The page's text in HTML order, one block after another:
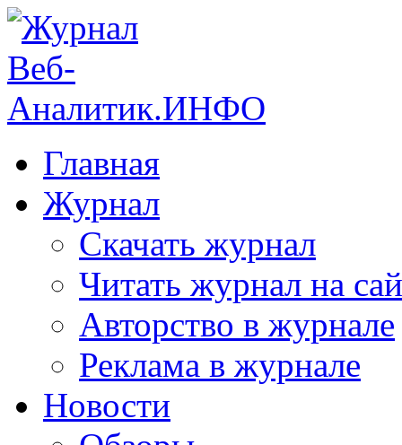
Главная
Журнал
Скачать журнал
Читать журнал на
Авторство в журнале
Реклама в журнале
Новости